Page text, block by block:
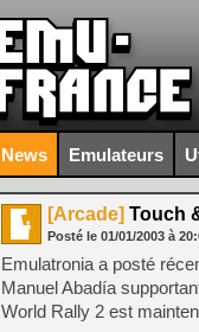
News Emulateurs
[Arcade] Touch
Posté le 01/01/2003 à
Emulatronia a posté
Manuel Abadía
World Rally 2 est